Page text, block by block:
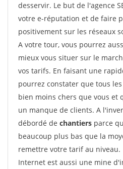
desservir. Le but de l'agence
votre e-réputation et de faire
positivement sur les réseaux
A votre tour, vous pourrez
mieux vous situer sur le
vos tarifs. En faisant une
pourrez constater que tous
bien moins chers que vous et
un manque de clients. A
débordé de chantiers parce
beaucoup plus bas que la
remettre votre tarif au niveau.
Internet est aussi une mine